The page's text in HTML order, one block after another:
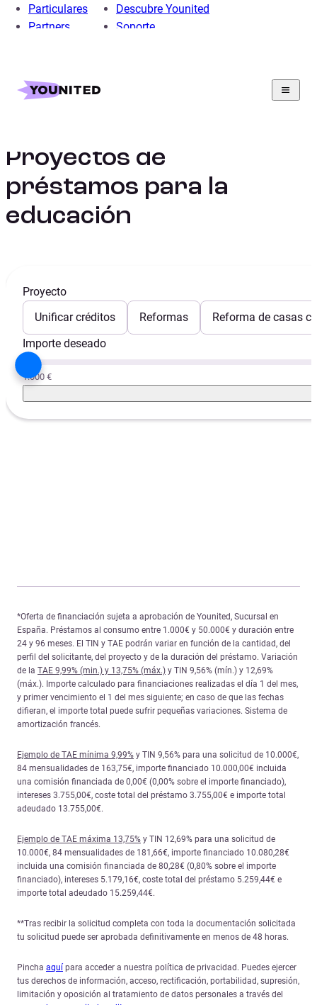
Particulares
Partners
Descubre Younited
Soporte
Home
Préstamo para Educación
Proyectos de
préstamos para la
educación
Proyecto
Unificar créditos
Reformas
Reforma de casas
Importe deseado
1.000 €
*Oferta de financiación sujeta a aprobación de Younited, Sucursal en
España. Préstamos al consumo entre 1.000€ y 50.000€ y duración entre
24 y 96 meses. El TIN y TAE podrán variar en función de la cantidad, del
perfil del solicitante, del proyecto y de la duración del préstamo. Variación
de la TAE 9,99% (min.) y 13,75% (máx.) y TIN 9,56% (mín.) y 12,69%
(máx.). Importe calculado para financiaciones realizadas el día 1 del mes,
y primer vencimiento el 1 del mes siguiente; en caso de que las fechas
difieran, el importe total puede sufrir pequeñas variaciones. Sistema de
amortización francés.
Ejemplo de TAE mínima 9,99% y TIN 9,56% para una solicitud de 10.000€,
84 mensualidades de 163,75€, importe financiado 10.000,00€ incluida
una comisión financiada de 0,00€ (0,00% sobre el importe financiado),
intereses 3.755,00€, coste total del préstamo 3.755,00€ e importe total
adeudado 13.755,00€.
Ejemplo de TAE máxima 13,75% y TIN 12,69% para una solicitud de
10.000€, 84 mensualidades de 181,66€, importe financiado 10.080,28€
incluida una comisión financiada de 80,28€ (0,80% sobre el importe
financiado), intereses 5.179,16€, coste total del préstamo 5.259,44€ e
importe total adeudado 15.259,44€.
**Tras recibir la solicitud completa con toda la documentación solicitada
tu solicitud puede ser aprobada definitivamente en menos de 48 horas.
Pincha aquí para acceder a nuestra política de privacidad. Puedes ejercer
tus derechos de información, acceso, rectificación, portabilidad, supresión,
limitación y oposición al tratamiento de datos personales a través del